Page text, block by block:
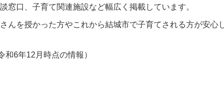
窓口、子育て関連施設など幅広く掲載しています。
んを授かった方やこれから結城市で子育てされる方が安心
6年12月時点の情報）